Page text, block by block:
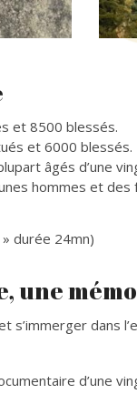
et 8500 blessés.
et 6000 blessés.
âgés d’une
hommes et
durée 24mn)
une
s’immerger dans
d’une